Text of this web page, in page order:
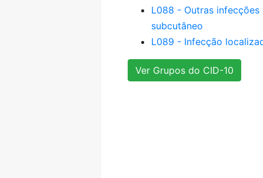
L088 - Outras
subcutâneo
L089 - Infecção
Ver Grupos do CID-10